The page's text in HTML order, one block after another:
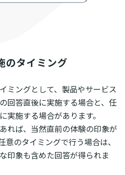
のタイミング
ミングとして、製品やサービス
回答直後に実施する場合と、任
実施する場合があります。
れば、当然直前の体験の印象が
意のタイミングで行う場合は、
印象も含めた回答が得られま